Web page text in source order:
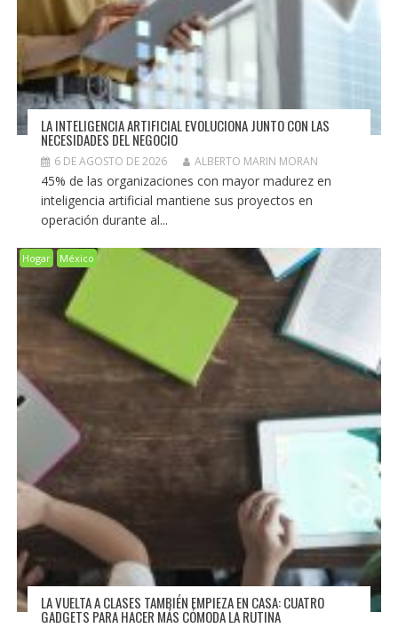
LA INTELIGENCIA ARTIFICIAL EVOLUCIONA JUNTO CON LAS
NECESIDADES DEL NEGOCIO
6 DE AGOSTO DE 2026 ALBERTO MARIN MORAN
45% de las organizaciones con mayor madurez en
inteligencia artificial mantiene sus proyectos en
operación durante al...
Hogar México
LA VUELTA A CLASES TAMBIÉN EMPIEZA EN CASA: CUATRO
GADGETS PARA HACER MÁS CÓMODA LA RUTINA